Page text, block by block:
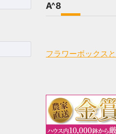
A^8
フラワーボックス